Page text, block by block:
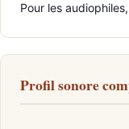
Pour les
Profil sonore